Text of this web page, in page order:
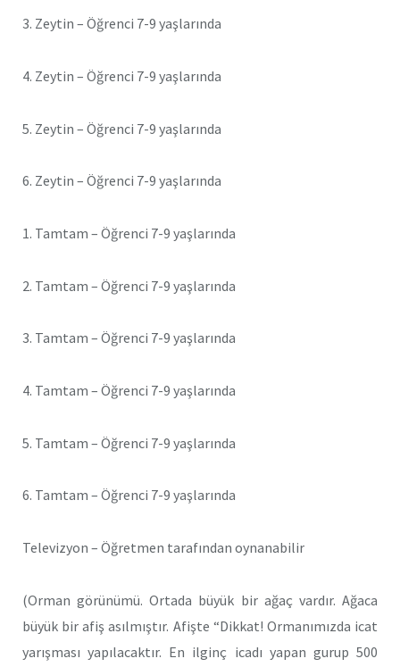
3. Zeytin – Öğrenci 7-9 yaşlarında
4. Zeytin – Öğrenci 7-9 yaşlarında
5. Zeytin – Öğrenci 7-9 yaşlarında
6. Zeytin – Öğrenci 7-9 yaşlarında
1. Tamtam – Öğrenci 7-9 yaşlarında
2. Tamtam – Öğrenci 7-9 yaşlarında
3. Tamtam – Öğrenci 7-9 yaşlarında
4. Tamtam – Öğrenci 7-9 yaşlarında
5. Tamtam – Öğrenci 7-9 yaşlarında
6. Tamtam – Öğrenci 7-9 yaşlarında
Televizyon – Öğretmen tarafından oynanabilir
(Orman görünümü. Ortada büyük bir ağaç vardır. Ağaca
büyük bir afiş asılmıştır. Afişte “Dikkat! Ormanımızda icat
yarışması yapılacaktır. En ilginç icadı yapan gurup 500